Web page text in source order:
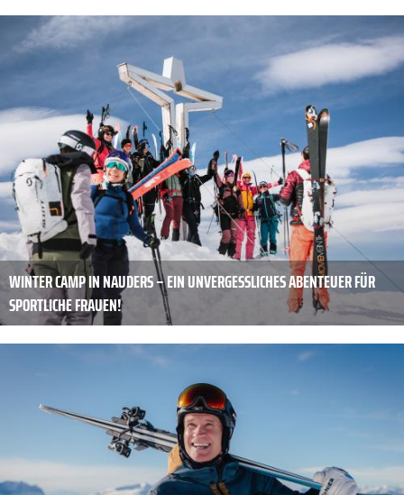
WINTER CAMP IN NAUDERS – EIN UNVERGESSLICHES ABENTEUER FÜR
SPORTLICHE FRAUEN!